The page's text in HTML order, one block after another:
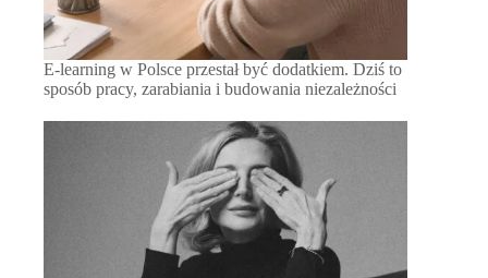
E-learning w Polsce przestał być dodatkiem. Dziś to
sposób pracy, zarabiania i budowania niezależności